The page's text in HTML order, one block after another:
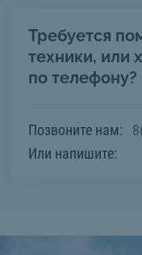
Требуется
техники, или
по телефону?
Позвоните нам:
Или напишите: